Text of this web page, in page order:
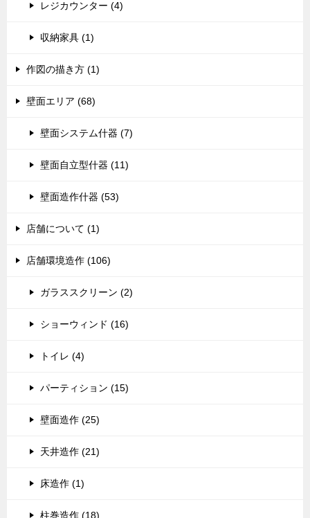
レジカウンター (4)
収納家具 (1)
作図の描き方 (1)
壁面エリア (68)
壁面システム什器 (7)
壁面自立型什器 (11)
壁面造作什器 (53)
店舗について (1)
店舗環境造作 (106)
ガラススクリーン (2)
ショーウィンド (16)
トイレ (4)
パーティション (15)
壁面造作 (25)
天井造作 (21)
床造作 (1)
柱巻造作 (18)